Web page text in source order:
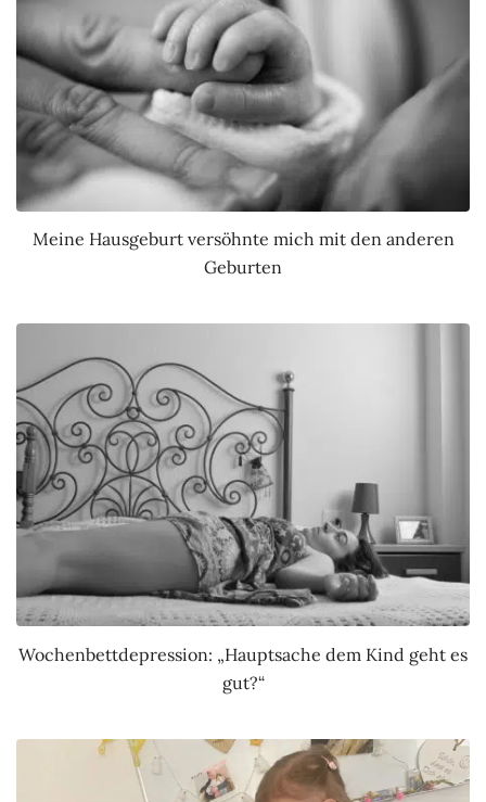
Meine Hausgeburt versöhnte mich mit den anderen
Geburten
Wochenbettdepression: „Hauptsache dem Kind geht es
gut?“